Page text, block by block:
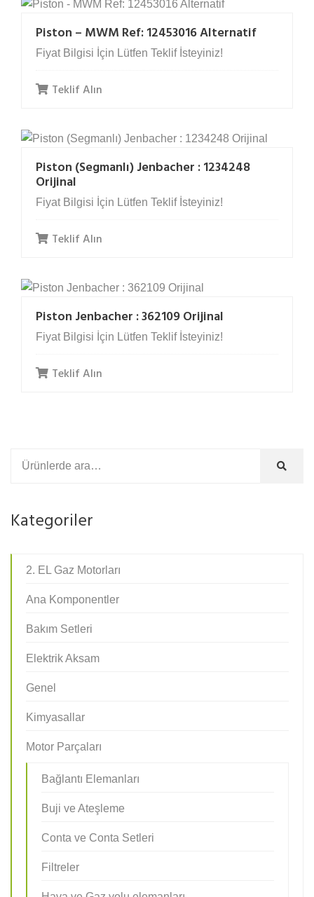
Piston – MWM Ref: 12453016 Alternatif
Fiyat Bilgisi İçin Lütfen Teklif İsteyiniz!
Teklif Alın
Piston (Segmanlı) Jenbacher : 1234248
Orijinal
Fiyat Bilgisi İçin Lütfen Teklif İsteyiniz!
Teklif Alın
Piston Jenbacher : 362109 Orijinal
Fiyat Bilgisi İçin Lütfen Teklif İsteyiniz!
Teklif Alın
Kategoriler
2. EL Gaz Motorları
Ana Komponentler
Bakım Setleri
Elektrik Aksam
Genel
Kimyasallar
Motor Parçaları
Bağlantı Elemanları
Buji ve Ateşleme
Conta ve Conta Setleri
Filtreler